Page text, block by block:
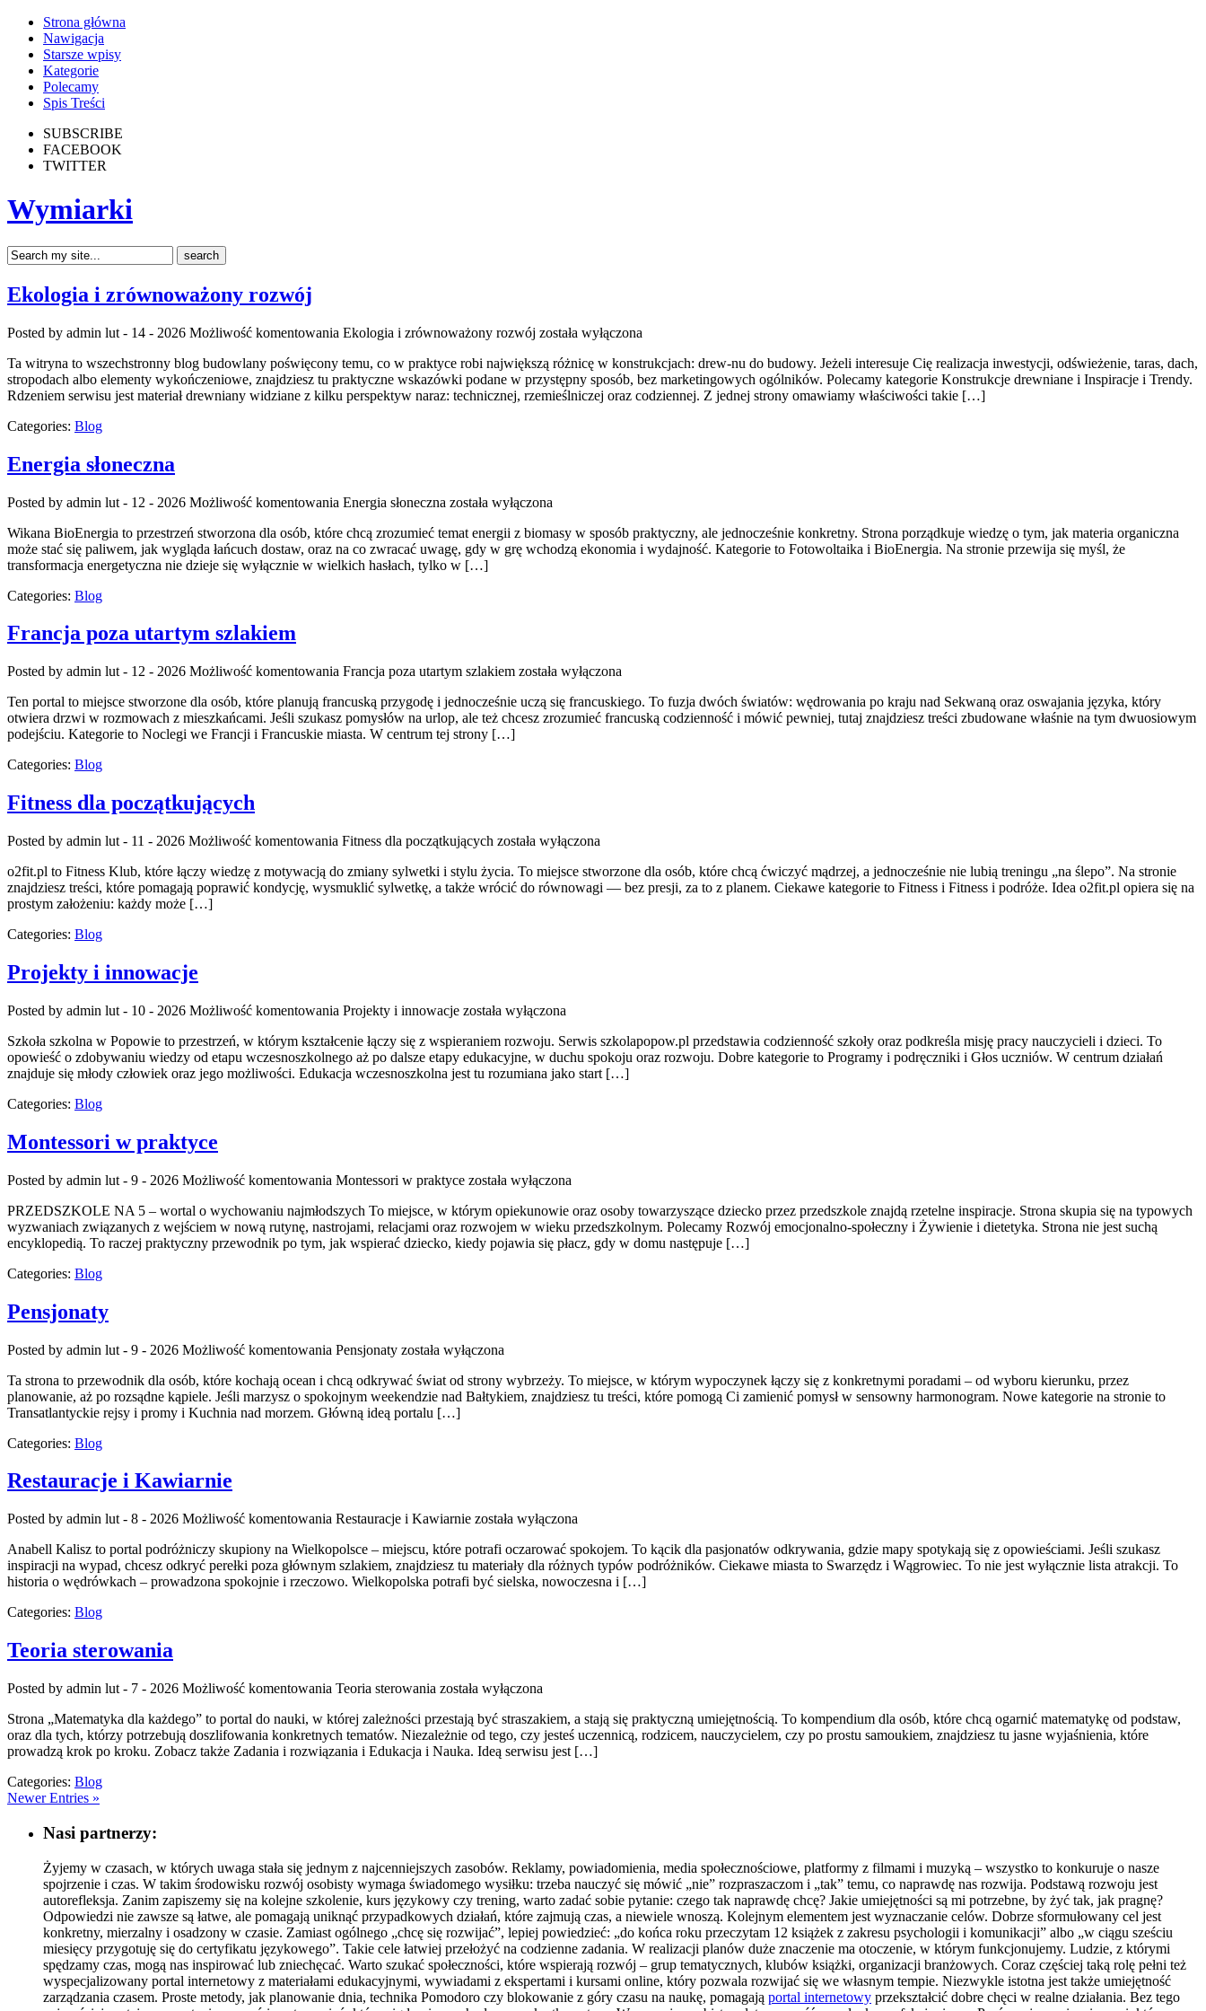
Strona główna
Nawigacja
Starsze wpisy
Kategorie
Polecamy
Spis Treści
SUBSCRIBE
FACEBOOK
TWITTER
Wymiarki
Ekologia i zrównoważony rozwój
Posted by admin lut - 14 - 2026 Możliwość komentowania Ekologia i zrównoważony rozwój została wyłączona
Ta witryna to wszechstronny blog budowlany poświęcony temu, co w praktyce robi największą różnicę w konstrukcjach: drew-nu do budowy. Jeżeli interesuje Cię realizacja inwestycji, odświeżenie, taras, dach,
stropodach albo elementy wykończeniowe, znajdziesz tu praktyczne wskazówki podane w przystępny sposób, bez marketingowych ogólników. Polecamy kategorie Konstrukcje drewniane i Inspiracje i Trendy.
Rdzeniem serwisu jest materiał drewniany widziane z kilku perspektyw naraz: technicznej, rzemieślniczej oraz codziennej. Z jednej strony omawiamy właściwości takie […]
Categories: Blog
Energia słoneczna
Posted by admin lut - 12 - 2026 Możliwość komentowania Energia słoneczna została wyłączona
Wikana BioEnergia to przestrzeń stworzona dla osób, które chcą zrozumieć temat energii z biomasy w sposób praktyczny, ale jednocześnie konkretny. Strona porządkuje wiedzę o tym, jak materia organiczna
może stać się paliwem, jak wygląda łańcuch dostaw, oraz na co zwracać uwagę, gdy w grę wchodzą ekonomia i wydajność. Kategorie to Fotowoltaika i BioEnergia. Na stronie przewija się myśl, że
transformacja energetyczna nie dzieje się wyłącznie w wielkich hasłach, tylko w […]
Categories: Blog
Francja poza utartym szlakiem
Posted by admin lut - 12 - 2026 Możliwość komentowania Francja poza utartym szlakiem została wyłączona
Ten portal to miejsce stworzone dla osób, które planują francuską przygodę i jednocześnie uczą się francuskiego. To fuzja dwóch światów: wędrowania po kraju nad Sekwaną oraz oswajania języka, który
otwiera drzwi w rozmowach z mieszkańcami. Jeśli szukasz pomysłów na urlop, ale też chcesz zrozumieć francuską codzienność i mówić pewniej, tutaj znajdziesz treści zbudowane właśnie na tym dwuosiowym
podejściu. Kategorie to Noclegi we Francji i Francuskie miasta. W centrum tej strony […]
Categories: Blog
Fitness dla początkujących
Posted by admin lut - 11 - 2026 Możliwość komentowania Fitness dla początkujących została wyłączona
o2fit.pl to Fitness Klub, które łączy wiedzę z motywacją do zmiany sylwetki i stylu życia. To miejsce stworzone dla osób, które chcą ćwiczyć mądrzej, a jednocześnie nie lubią treningu „na ślepo”. Na stronie
znajdziesz treści, które pomagają poprawić kondycję, wysmuklić sylwetkę, a także wrócić do równowagi — bez presji, za to z planem. Ciekawe kategorie to Fitness i Fitness i podróże. Idea o2fit.pl opiera się na
prostym założeniu: każdy może […]
Categories: Blog
Projekty i innowacje
Posted by admin lut - 10 - 2026 Możliwość komentowania Projekty i innowacje została wyłączona
Szkoła szkolna w Popowie to przestrzeń, w którym kształcenie łączy się z wspieraniem rozwoju. Serwis szkolapopow.pl przedstawia codzienność szkoły oraz podkreśla misję pracy nauczycieli i dzieci. To
opowieść o zdobywaniu wiedzy od etapu wczesnoszkolnego aż po dalsze etapy edukacyjne, w duchu spokoju oraz rozwoju. Dobre kategorie to Programy i podręczniki i Głos uczniów. W centrum działań
znajduje się młody człowiek oraz jego możliwości. Edukacja wczesnoszkolna jest tu rozumiana jako start […]
Categories: Blog
Montessori w praktyce
Posted by admin lut - 9 - 2026 Możliwość komentowania Montessori w praktyce została wyłączona
PRZEDSZKOLE NA 5 – wortal o wychowaniu najmłodszych To miejsce, w którym opiekunowie oraz osoby towarzyszące dziecko przez przedszkole znajdą rzetelne inspiracje. Strona skupia się na typowych
wyzwaniach związanych z wejściem w nową rutynę, nastrojami, relacjami oraz rozwojem w wieku przedszkolnym. Polecamy Rozwój emocjonalno-społeczny i Żywienie i dietetyka. Strona nie jest suchą
encyklopedią. To raczej praktyczny przewodnik po tym, jak wspierać dziecko, kiedy pojawia się płacz, gdy w domu następuje […]
Categories: Blog
Pensjonaty
Posted by admin lut - 9 - 2026 Możliwość komentowania Pensjonaty została wyłączona
Ta strona to przewodnik dla osób, które kochają ocean i chcą odkrywać świat od strony wybrzeży. To miejsce, w którym wypoczynek łączy się z konkretnymi poradami – od wyboru kierunku, przez
planowanie, aż po rozsądne kąpiele. Jeśli marzysz o spokojnym weekendzie nad Bałtykiem, znajdziesz tu treści, które pomogą Ci zamienić pomysł w sensowny harmonogram. Nowe kategorie na stronie to
Transatlantyckie rejsy i promy i Kuchnia nad morzem. Główną ideą portalu […]
Categories: Blog
Restauracje i Kawiarnie
Posted by admin lut - 8 - 2026 Możliwość komentowania Restauracje i Kawiarnie została wyłączona
Anabell Kalisz to portal podróżniczy skupiony na Wielkopolsce – miejscu, które potrafi oczarować spokojem. To kącik dla pasjonatów odkrywania, gdzie mapy spotykają się z opowieściami. Jeśli szukasz
inspiracji na wypad, chcesz odkryć perełki poza głównym szlakiem, znajdziesz tu materiały dla różnych typów podróżników. Ciekawe miasta to Swarzędz i Wągrowiec. To nie jest wyłącznie lista atrakcji. To
historia o wędrówkach – prowadzona spokojnie i rzeczowo. Wielkopolska potrafi być sielska, nowoczesna i […]
Categories: Blog
Teoria sterowania
Posted by admin lut - 7 - 2026 Możliwość komentowania Teoria sterowania została wyłączona
Strona „Matematyka dla każdego” to portal do nauki, w której zależności przestają być straszakiem, a stają się praktyczną umiejętnością. To kompendium dla osób, które chcą ogarnić matematykę od podstaw,
oraz dla tych, którzy potrzebują doszlifowania konkretnych tematów. Niezależnie od tego, czy jesteś uczennicą, rodzicem, nauczycielem, czy po prostu samoukiem, znajdziesz tu jasne wyjaśnienia, które
prowadzą krok po kroku. Zobacz także Zadania i rozwiązania i Edukacja i Nauka. Ideą serwisu jest […]
Categories: Blog
Newer Entries »
Nasi partnerzy:
Żyjemy w czasach, w których uwaga stała się jednym z najcenniejszych zasobów. Reklamy, powiadomienia, media społecznościowe, platformy z filmami i muzyką – wszystko to konkuruje o nasze
spojrzenie i czas. W takim środowisku rozwój osobisty wymaga świadomego wysiłku: trzeba nauczyć się mówić „nie” rozpraszaczom i „tak” temu, co naprawdę nas rozwija. Podstawą rozwoju jest
autorefleksja. Zanim zapiszemy się na kolejne szkolenie, kurs językowy czy trening, warto zadać sobie pytanie: czego tak naprawdę chcę? Jakie umiejętności są mi potrzebne, by żyć tak, jak pragnę?
Odpowiedzi nie zawsze są łatwe, ale pomagają uniknąć przypadkowych działań, które zajmują czas, a niewiele wnoszą. Kolejnym elementem jest wyznaczanie celów. Dobrze sformułowany cel jest
konkretny, mierzalny i osadzony w czasie. Zamiast ogólnego „chcę się rozwijać”, lepiej powiedzieć: „do końca roku przeczytam 12 książek z zakresu psychologii i komunikacji” albo „w ciągu sześciu
miesięcy przygotuję się do certyfikatu językowego”. Takie cele łatwiej przełożyć na codzienne zadania. W realizacji planów duże znaczenie ma otoczenie, w którym funkcjonujemy. Ludzie, z którymi
spędzamy czas, mogą nas inspirować lub zniechęcać. Warto szukać społeczności, które wspierają rozwój – grup tematycznych, klubów książki, organizacji branżowych. Coraz częściej taką rolę pełni też
wyspecjalizowany portal internetowy z materiałami edukacyjnymi, wywiadami z ekspertami i kursami online, który pozwala rozwijać się we własnym tempie. Niezwykle istotna jest także umiejętność
zarządzania czasem. Proste metody, jak planowanie dnia, technika Pomodoro czy blokowanie z góry czasu na naukę, pomagają portal internetowy przekształcić dobre chęci w realne działania. Bez tego